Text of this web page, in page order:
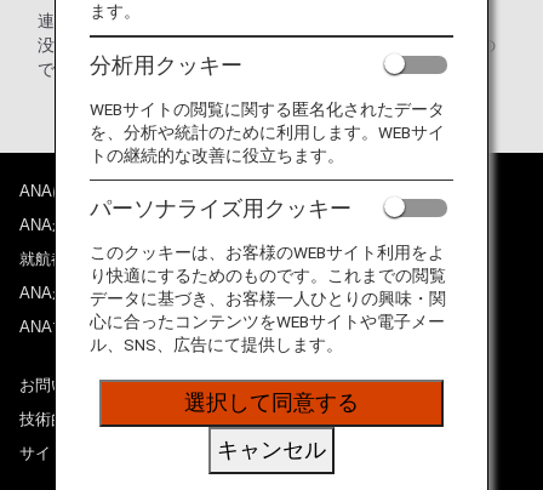
連邦警察の検査に起因する手荷物（鍵部分も含む）の破損・
没収等が生じた場合については免責とさせていただきますの
で、予めご了承ください。
ANAについて
ANAからのお知らせ
就航都市
ANAがお約束する体験
ANAマイレージクラブ
お問い合わせ
技術的なお問い合わせ（推奨環境）
サイトマップ
ます。
分析用クッキー
WEBサイトの閲覧に関する匿名化されたデータ
を、分析や統計のために利用します。WEBサイ
トの継続的な改善に役立ちます。
パーソナライズ用クッキー
このクッキーは、お客様のWEBサイト利用をよ
り快適にするためのものです。これまでの閲覧
データに基づき、お客様一人ひとりの興味・関
心に合ったコンテンツをWEBサイトや電子メー
ル、SNS、広告にて提供します。
選択して同意する
キャンセル